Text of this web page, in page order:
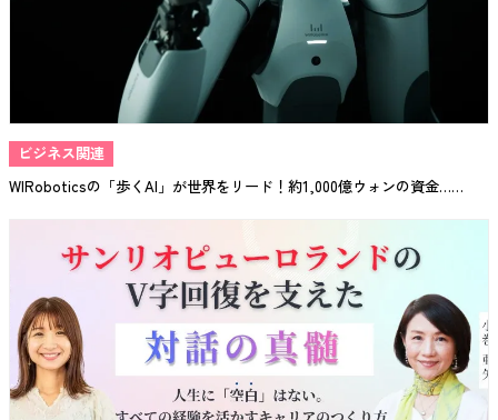
ビジネス関連
WIRoboticsの「歩くAI」が世界をリード！約1,000億ウォンの資金……